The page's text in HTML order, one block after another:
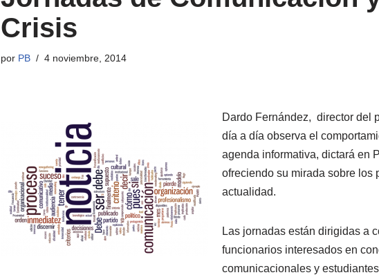
Crisis
por PB 4 noviembre, 2014
Dardo Fernández, director del
día a día observa el
agenda informativa, dictará en
ofreciendo su mirada sobre los
actualidad.
Las jornadas están dirigidas a
funcionarios interesados en
comunicacionales y